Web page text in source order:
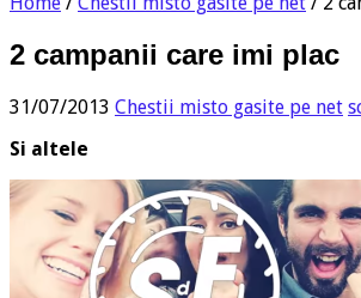
2 campanii care imi plac
31/07/2013 Chestii misto gasite pe net
Si altele